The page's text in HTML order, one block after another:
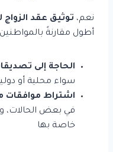
نعم، توثيق عقد
أطول مقارنةً
الحاجة إلى
سواء محلية أو
اشتراط موافقات
في بعض الحالات،
خاصة بها